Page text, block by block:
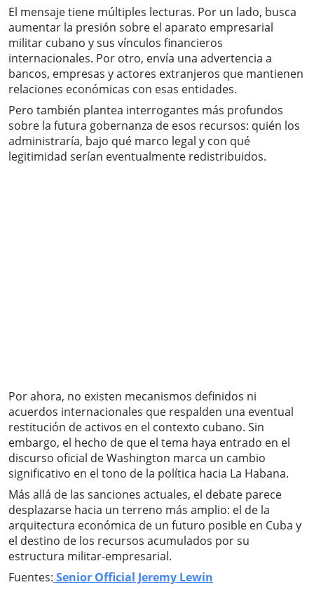
El mensaje tiene múltiples lecturas. Por un lado, busca
aumentar la presión sobre el aparato empresarial
militar cubano y sus vínculos financieros
internacionales. Por otro, envía una advertencia a
bancos, empresas y actores extranjeros que mantienen
relaciones económicas con esas entidades.
Pero también plantea interrogantes más profundos
sobre la futura gobernanza de esos recursos: quién los
administraría, bajo qué marco legal y con qué
legitimidad serían eventualmente redistribuidos.
Por ahora, no existen mecanismos definidos ni
acuerdos internacionales que respalden una eventual
restitución de activos en el contexto cubano. Sin
embargo, el hecho de que el tema haya entrado en el
discurso oficial de Washington marca un cambio
significativo en el tono de la política hacia La Habana.
Más allá de las sanciones actuales, el debate parece
desplazarse hacia un terreno más amplio: el de la
arquitectura económica de un futuro posible en Cuba y
el destino de los recursos acumulados por su
estructura militar-empresarial.
Fuentes: Senior Official Jeremy Lewin